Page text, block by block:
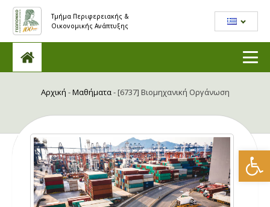
Τμήμα Περιφερειακής &
Οικονομικής Ανάπτυξης
Αρχική -Μαθήματα-[6737] Βιομηχανική Οργάνωση